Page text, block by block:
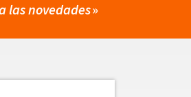
las novedades»